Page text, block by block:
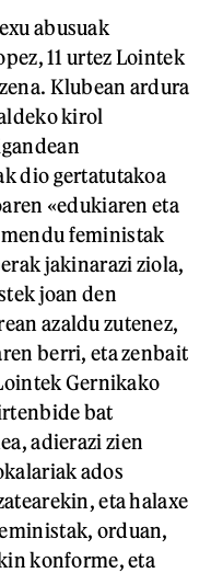
abusuak
11 urtez Lointek
Klubean ardura
kirol
dio gertatutakoa
«edukiaren eta
feministak
jakinarazi ziola,
joan den
azaldu zutenez,
berri, eta zenbait
Gernikako
bat
adierazi zien
ados
eta halaxe
orduan,
konforme, eta